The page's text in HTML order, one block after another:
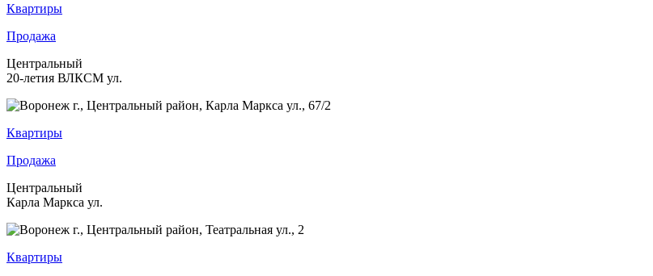
Квартиры
Продажа
Центральный
20-летия ВЛКСМ ул.
Квартиры
Продажа
Центральный
Карла Маркса ул.
Квартиры